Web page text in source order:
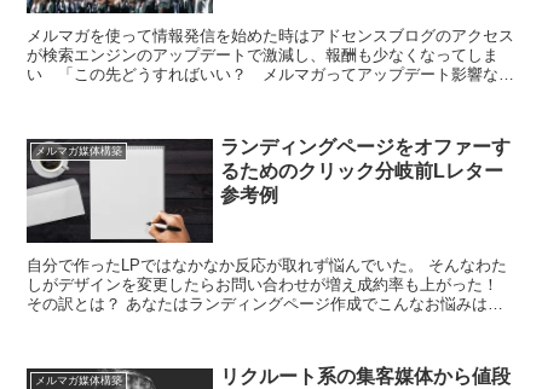
メルマガを使って情報発信を始めた時はアドセンスブログのアクセス
が検索エンジンのアップデートで激減し、報酬も少なくなってしま
い 「この先どうすればいい？ メルマガってアップデート影響ない
メルマガ媒体構築
ランディングページをオファーす
るためのクリック分岐前Lレター
参考例
自分で作ったLPではなかなか反応が取れず悩んでいた。 そんなわた
しがデザインを変更したらお問い合わせが増え成約率も上がった！
その訳とは？ あなたはランディングページ作成でこんなお悩みはあ
メルマガ媒体構築
リクルート系の集客媒体から値段